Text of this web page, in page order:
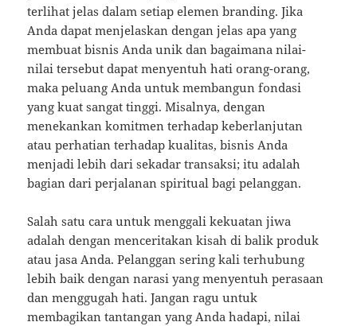
terlihat jelas dalam setiap elemen branding. Jika
Anda dapat menjelaskan dengan jelas apa yang
membuat bisnis Anda unik dan bagaimana nilai-
nilai tersebut dapat menyentuh hati orang-orang,
maka peluang Anda untuk membangun fondasi
yang kuat sangat tinggi. Misalnya, dengan
menekankan komitmen terhadap keberlanjutan
atau perhatian terhadap kualitas, bisnis Anda
menjadi lebih dari sekadar transaksi; itu adalah
bagian dari perjalanan spiritual bagi pelanggan.
Salah satu cara untuk menggali kekuatan jiwa
adalah dengan menceritakan kisah di balik produk
atau jasa Anda. Pelanggan sering kali terhubung
lebih baik dengan narasi yang menyentuh perasaan
dan menggugah hati. Jangan ragu untuk
membagikan tantangan yang Anda hadapi, nilai